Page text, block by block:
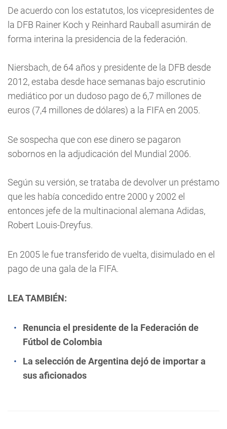
De acuerdo con los estatutos, los vicepresidentes de
la DFB Rainer Koch y Reinhard Rauball asumirán de
forma interina la presidencia de la federación.
Niersbach, de 64 años y presidente de la DFB desde
2012, estaba desde hace semanas bajo escrutinio
mediático por un dudoso pago de 6,7 millones de
euros (7,4 millones de dólares) a la FIFA en 2005.
Se sospecha que con ese dinero se pagaron
sobornos en la adjudicación del Mundial 2006.
Según su versión, se trataba de devolver un préstamo
que les había concedido entre 2000 y 2002 el
entonces jefe de la multinacional alemana Adidas,
Robert Louis-Dreyfus.
En 2005 le fue transferido de vuelta, disimulado en el
pago de una gala de la FIFA.
LEA TAMBIÉN:
Renuncia el presidente de la Federación de
Fútbol de Colombia
La selección de Argentina dejó de importar a
sus aficionados